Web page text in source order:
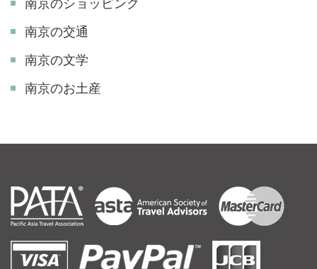
南京のショッピング
南京の交通
南京の文学
南京のお土産